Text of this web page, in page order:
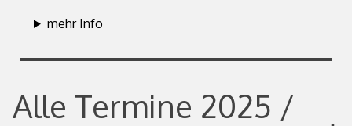
mehr Info
Alle Termine 2025 /